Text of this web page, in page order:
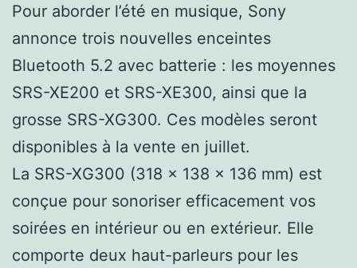
Pour aborder l’été en musique, Sony
annonce trois nouvelles enceintes
Bluetooth 5.2 avec batterie : les moyennes
SRS-XE200 et SRS-XE300, ainsi que la
grosse SRS-XG300. Ces modèles seront
disponibles à la vente en juillet.
La SRS-XG300 (318 x 138 x 136 mm) est
conçue pour sonoriser efficacement vos
soirées en intérieur ou en extérieur. Elle
comporte deux haut-parleurs pour les